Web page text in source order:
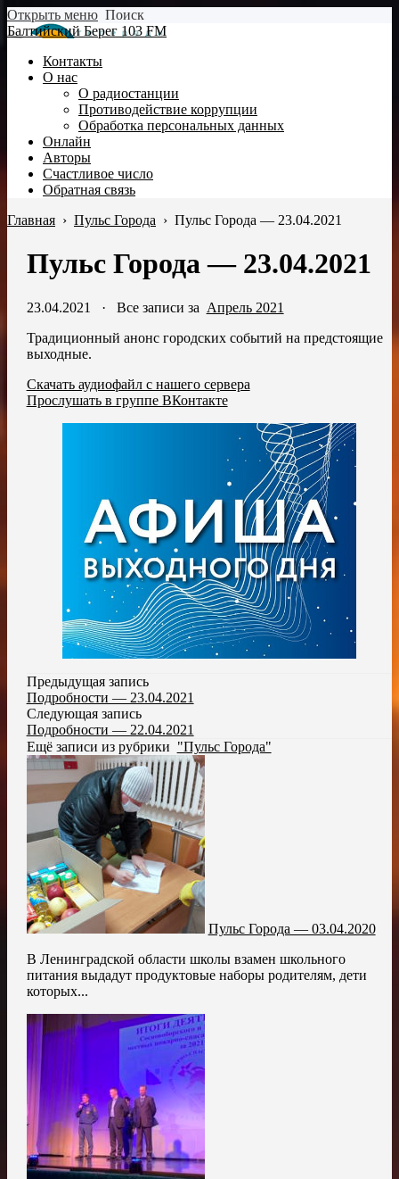
Открыть меню Поиск
Балтийский Берег 103 FM
Контакты
О нас
О радиостанции
Противодействие коррупции
Обработка персональных данных
Онлайн
Авторы
Счастливое число
Обратная связь
Главная › Пульс Города › Пульс Города — 23.04.2021
Пульс Города — 23.04.2021
23.04.2021 · Все записи за Апрель 2021
Традиционный анонс городских событий на предстоящие
выходные.
Скачать аудиофайл с нашего сервера
Прослушать в группе ВКонтакте
Предыдущая запись
Подробности — 23.04.2021
Следующая запись
Подробности — 22.04.2021
Ещё записи из рубрики "Пульс Города"
Пульс Города — 03.04.2020
В Ленинградской области школы взамен школьного
питания выдадут продуктовые наборы родителям, дети
которых...